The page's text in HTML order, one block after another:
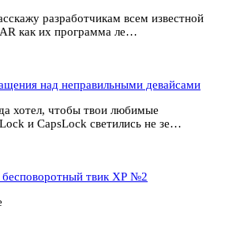
разработчикам всем известной
как их программа ле…
над неправильными девайсами
хотел, чтобы твои любимые
и CapsLock светились не зе…
бесповоротный твик ХР №2